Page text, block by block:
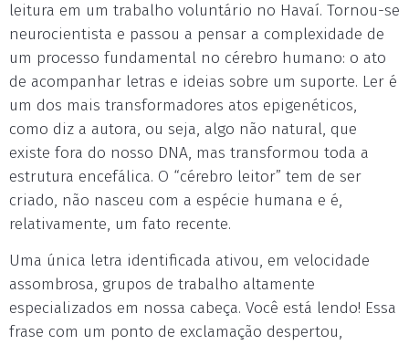
leitura em um trabalho voluntário no Havaí. Tornou-se
neurocientista e passou a pensar a complexidade de
um processo fundamental no cérebro humano: o ato
de acompanhar letras e ideias sobre um suporte. Ler é
um dos mais transformadores atos epigenéticos,
como diz a autora, ou seja, algo não natural, que
existe fora do nosso DNA, mas transformou toda a
estrutura encefálica. O “cérebro leitor” tem de ser
criado, não nasceu com a espécie humana e é,
relativamente, um fato recente.
Uma única letra identificada ativou, em velocidade
assombrosa, grupos de trabalho altamente
especializados em nossa cabeça. Você está lendo! Essa
frase com um ponto de exclamação despertou,